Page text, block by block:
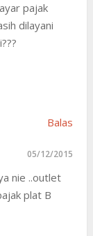
pajak
dilayani
Balas
05/12/2015
nie ..outlet
plat B